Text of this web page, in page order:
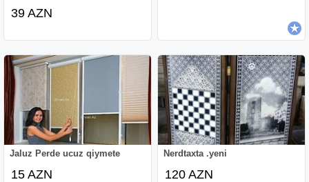
39 AZN
Jaluz Perde ucuz qiymete
15 AZN
Nerdtaxta .yeni
120 AZN